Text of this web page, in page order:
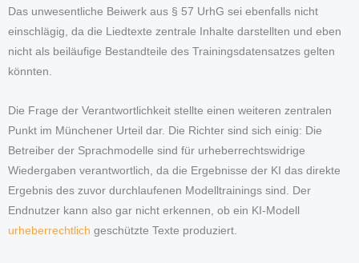
Das unwesentliche Beiwerk aus § 57 UrhG sei ebenfalls nicht
einschlägig, da die Liedtexte zentrale Inhalte darstellten und eben
nicht als beiläufige Bestandteile des Trainingsdatensatzes gelten
könnten.
Die Frage der Verantwortlichkeit stellte einen weiteren zentralen
Punkt im Münchener Urteil dar. Die Richter sind sich einig: Die
Betreiber der Sprachmodelle sind für urheberrechtswidrige
Wiedergaben verantwortlich, da die Ergebnisse der KI das direkte
Ergebnis des zuvor durchlaufenen Modelltrainings sind. Der
Endnutzer kann also gar nicht erkennen, ob ein KI-Modell
urheberrechtlich geschützte Texte produziert.